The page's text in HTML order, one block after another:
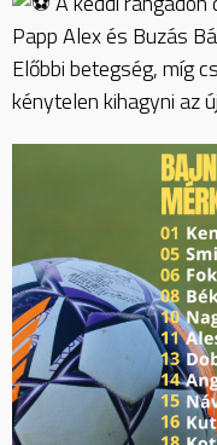
Papp Alex és Buzás
Előbbi betegség, míg
kénytelen kihagyni az